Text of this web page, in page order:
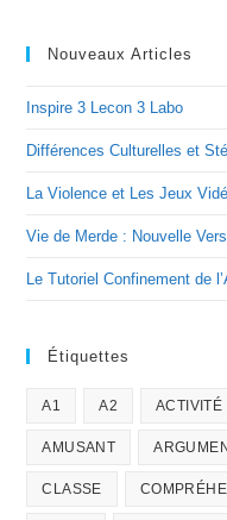
Nouveaux Articles
Inspire 3 Lecon 3 Labo
Différences Culturelles et
La Violence et Les Jeux
Vie de Merde : Nouvelle
Le Tutoriel Confinement de
Étiquettes
A1 A2 ACTIVITÉ
AMUSANT
CLASSE